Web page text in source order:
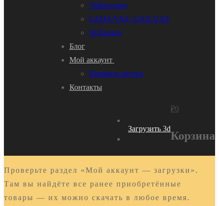
Volkswagen
LADA-VAZ- GAZ-UAZ
3d Колеса
Блог
Мой аккаунт
Профиль автора
Контакты
Загрузить 3d
₽0
Корзина
Проверьте раздел «Мой аккаунт — загрузки».
Там вы найдёте все ранее приобретённые
товары — их можно скачать в любое время.